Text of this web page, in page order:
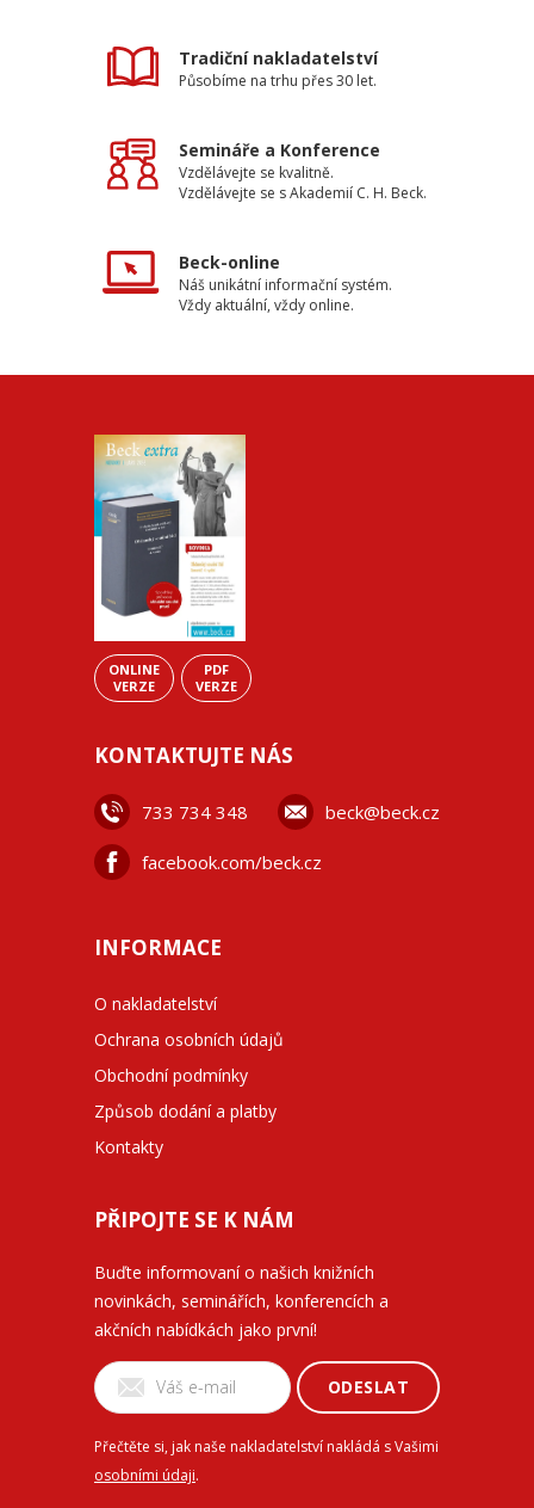
Tradiční nakladatelství
Působíme na trhu přes 30 let.
Semináře a Konference
Vzdělávejte se kvalitně.
Vzdělávejte se s Akademií C. H. Beck.
Beck-online
Náš unikátní informační systém.
Vždy aktuální, vždy online.
ONLINE
VERZE
PDF
VERZE
KONTAKTUJTE NÁS
733 734 348 beck@beck.cz
facebook.com/beck.cz
INFORMACE
O nakladatelství
Ochrana osobních údajů
Obchodní podmínky
Způsob dodání a platby
Kontakty
PŘIPOJTE SE K NÁM
Buďte informovaní o našich knižních
novinkách, seminářích, konferencích a
akčních nabídkách jako první!
ODESLAT
Přečtěte si, jak naše nakladatelství nakládá s Vašimi
osobními údaji.